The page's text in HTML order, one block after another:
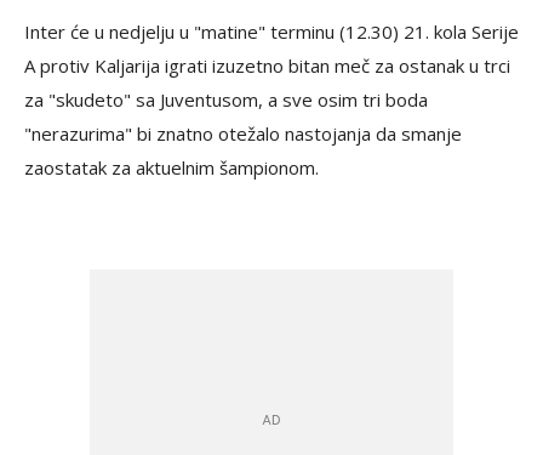
Inter će u nedjelju u "matine" terminu (12.30) 21. kola Serije
A protiv Kaljarija igrati izuzetno bitan meč za ostanak u trci
za "skudeto" sa Juventusom, a sve osim tri boda
"nerazurima" bi znatno otežalo nastojanja da smanje
zaostatak za aktuelnim šampionom.